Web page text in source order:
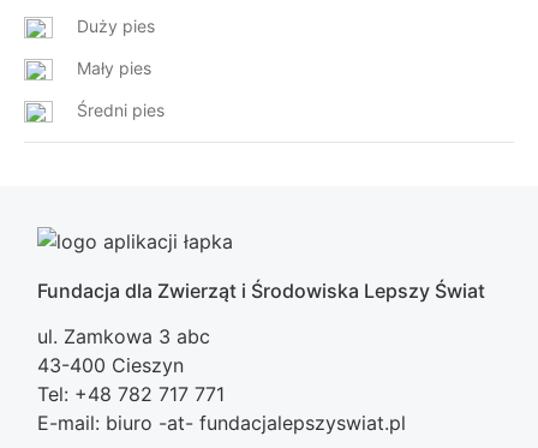
Duży pies
Mały pies
Średni pies
Fundacja dla Zwierząt i Środowiska Lepszy Świat
ul. Zamkowa 3 abc
43-400 Cieszyn
Tel: +48 782 717 771
E-mail: biuro -at- fundacjalepszyswiat.pl